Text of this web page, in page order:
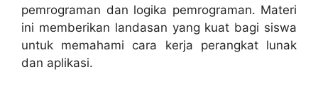
pemrograman dan logika pemrograman. Materi
ini memberikan landasan yang kuat bagi siswa
untuk memahami cara kerja perangkat lunak
dan aplikasi.